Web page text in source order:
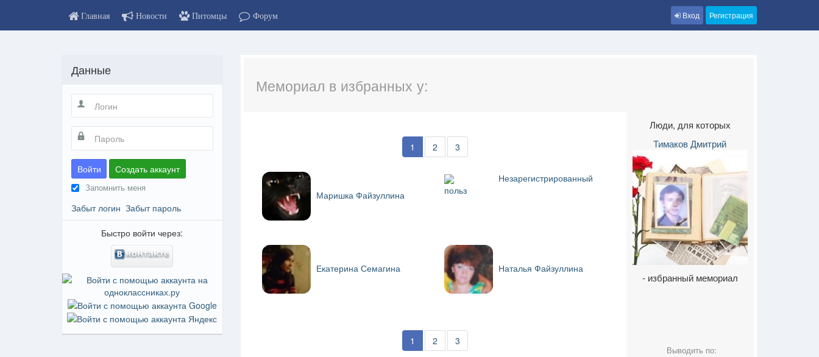
Главная Новости Питомцы Форум Вход Регистрация
Мемориал в избранных у:
1 2 3
Маришка Файзуллина
Незарегистрированный
польз
Екатерина Семагина Наталья Файзуллина
1 2 3
Люди, для которых
Тимаков Дмитрий
- избранный мемориал
Выводить по:
Данные
Войти Создать аккаунт
Запомнить меня
Забыт логин Забыт пароль
Быстро войти через: